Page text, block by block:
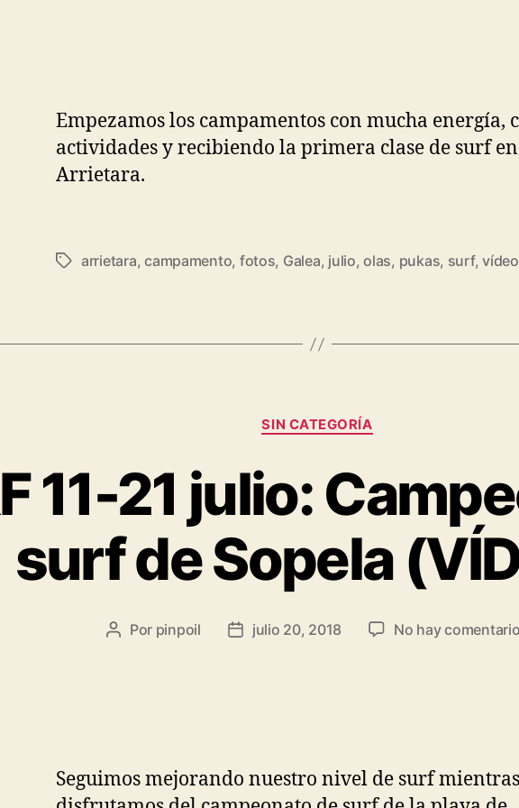
Empezamos los campamentos con mucha energía,
actividades y recibiendo la primera clase de surf en
Arrietara.
arrietara,campamento, fotos, Galea, julio,olas, pukas, surf,vídeo
SIN CATEGORÍA
11-21 julio:
surf de Sopela
Por pinpoil julio 20, 2018 No hay
Seguimos mejorando nuestro nivel de surf mientras